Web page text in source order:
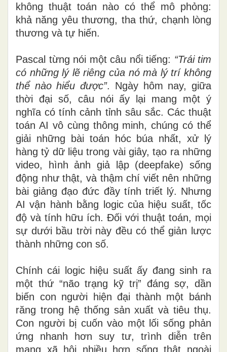
không thuật toán nào có thể mô phỏng:
khả năng yêu thương, tha thứ, chạnh lòng
thương và tự hiến.
Pascal từng nói một câu nổi tiếng: “Trái tim
có những lý lẽ riêng của nó mà lý trí không
thể nào hiểu được”. Ngày hôm nay, giữa
thời đại số, câu nói ấy lại mang một ý
nghĩa có tính cảnh tỉnh sâu sắc. Các thuật
toán AI vô cùng thông minh, chúng có thể
giải những bài toán hóc búa nhất, xử lý
hàng tỷ dữ liệu trong vài giây, tạo ra những
video, hình ảnh giả lập (deepfake) sống
động như thật, và thậm chí viết nên những
bài giảng đạo đức đầy tính triết lý. Nhưng
AI vận hành bằng logic của hiệu suất, tốc
độ và tính hữu ích. Đối với thuật toán, mọi
sự dưới bầu trời này đều có thể giản lược
thành những con số.
Chính cái logic hiệu suất ấy đang sinh ra
một thứ “não trạng kỹ trị” đáng sợ, dần
biến con người hiện đại thành một bánh
răng trong hệ thống sản xuất và tiêu thụ.
Con người bị cuốn vào một lối sống phản
ứng nhanh hơn suy tư, trình diễn trên
mạng xã hội nhiều hơn sống thật ngoài